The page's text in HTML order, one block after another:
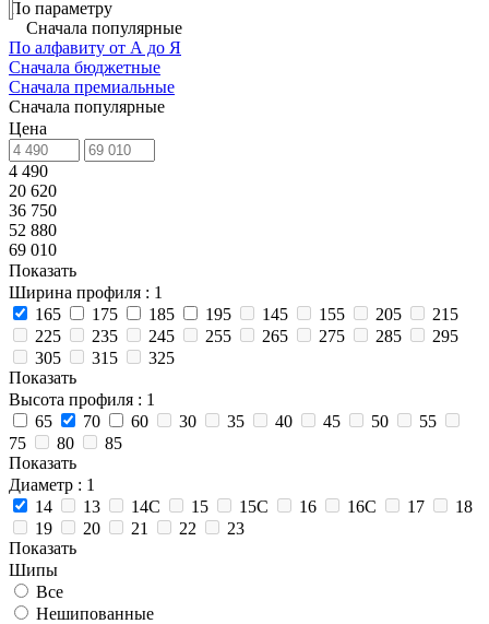
По параметру
Сначала популярные
По алфавиту от А до Я
Сначала бюджетные
Сначала премиальные
Сначала популярные
Цена
4 490
20 620
36 750
52 880
69 010
Показать
Ширина профиля : 1
165
175 185 195 145 155 205
215
225
235 245 255 265 275 285
295
305
315
325
Показать
Высота профиля : 1
65
70 60 30 35 40 45 50
55
75
80
85
Показать
Диаметр : 1
14
13 14C 15 15C 16 16C 17
18
19
20 21 22
23
Показать
Шипы
Все
Нешипованные